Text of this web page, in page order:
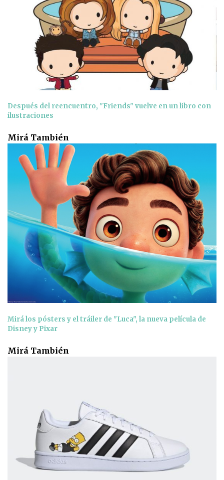
Después del reencuentro, "Friends" vuelve en un libro con
ilustraciones
Mirá También
Mirá los pósters y el tráiler de "Luca", la nueva película de
Disney y Pixar
Mirá También